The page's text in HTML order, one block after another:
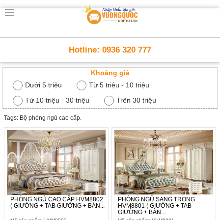
Trang
Thông
thông
Nội
Thất
Trẻ
Em
Giường
tầng,
bàn
học, tủ
sách
Hotline: 0936 320 777
Khoảng giá
Dưới 5 triệu
Từ 5 triệu - 10 triệu
Từ 10 triệu - 30 triệu
Trên 30 triệu
Tags: Bộ phòng ngủ cao cấp.
PHÒNG NGỦ CAO CẤP HVM8802
( GIƯỜNG + TAB GIƯỜNG + BÀN...
PHÒNG NGỦ SANG TRỌNG
HVM8801 ( GIƯỜNG + TAB
GIƯỜNG + BÀN...